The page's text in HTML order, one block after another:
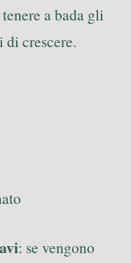
a bada gli
crescere.
: se vengono